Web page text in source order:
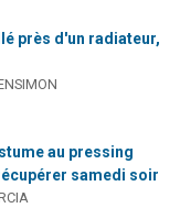
près d'un radiateur,
au pressing
samedi soir